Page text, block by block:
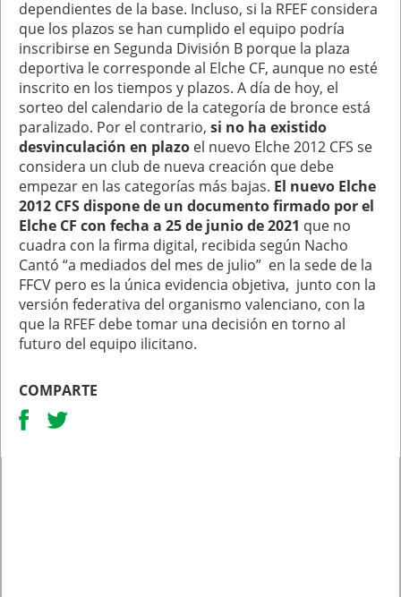
dependientes de la base. Incluso, si la RFEF considera
que los plazos se han cumplido el equipo podría
inscribirse en Segunda División B porque la plaza
deportiva le corresponde al Elche CF, aunque no esté
inscrito en los tiempos y plazos. A día de hoy, el
sorteo del calendario de la categoría de bronce está
paralizado. Por el contrario, si no ha existido
desvinculación en plazo el nuevo Elche 2012 CFS se
considera un club de nueva creación que debe
empezar en las categorías más bajas. El nuevo Elche
2012 CFS dispone de un documento firmado por el
Elche CF con fecha a 25 de junio de 2021 que no
cuadra con la firma digital, recibida según Nacho
Cantó “a mediados del mes de julio” en la sede de la
FFCV pero es la única evidencia objetiva, junto con la
versión federativa del organismo valenciano, con la
que la RFEF debe tomar una decisión en torno al
futuro del equipo ilicitano.
COMPARTE